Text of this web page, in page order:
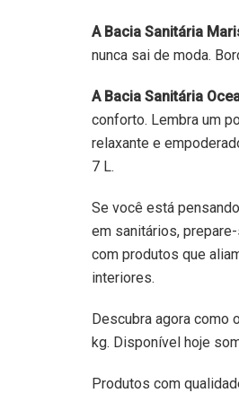
A Bacia Sanitária
nunca sai de moda.
A Bacia Sanitária
conforto. Lembra um
relaxante e
7 L.
Se você está
em sanitários,
com produtos que
interiores.
Descubra agora como
kg. Disponível hoje
Produtos com